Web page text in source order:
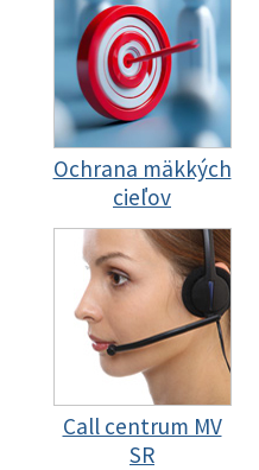
Ochrana mäkkých
cieľov
Call centrum MV
SR